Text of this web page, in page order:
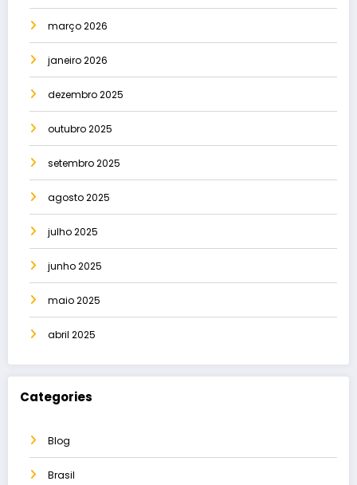
março 2026
janeiro 2026
dezembro 2025
outubro 2025
setembro 2025
agosto 2025
julho 2025
junho 2025
maio 2025
abril 2025
Categories
Blog
Brasil